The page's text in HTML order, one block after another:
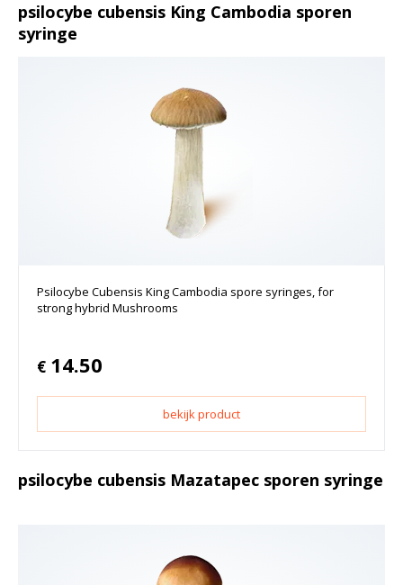
psilocybe cubensis King Cambodia sporen
syringe
Psilocybe Cubensis King Cambodia spore syringes, for
strong hybrid Mushrooms
€ 14.50
bekijk product
psilocybe cubensis Mazatapec sporen syringe